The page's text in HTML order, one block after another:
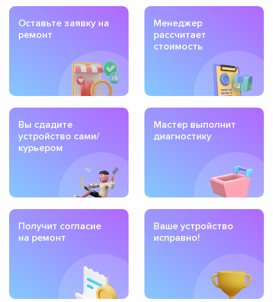
Оставьте заявку на
ремонт
Менеджер
рассчитает
стоимость
Вы сдадите
устройство сами/
курьером
Мастер выполнит
диагностику
Получит согласие
на ремонт
Ваше устройство
исправно!